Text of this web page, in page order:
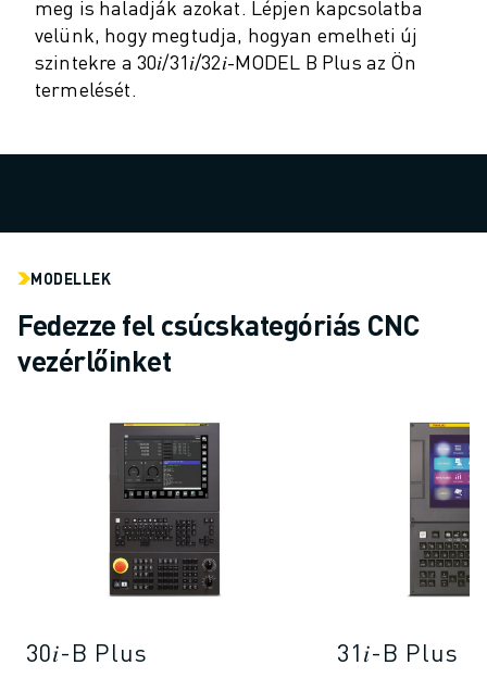
ÉLELMISZER- ÉS ITALGYÁRTÁS
ORVOSTECHNOLÓGIA
MŰANYAGOK
RAKTÁROZÁS, LOGISZTIKA, POSTA ÉS CSOMAGKÜLDÉS
MINDEN ALKALMAZÁS
CNC KÖSZÖRÜLÉS
CNC ESZTERGÁLÁS
NAGY SEBESSÉGŰ FÚRÁS ÉS MENETFÚRÁS
ANYAGMOZGATÁS
PONTHEGESZTÉS
VIZUÁLIS ELLENŐRZÉS
HUZALOS EDM VÁGÁS
ÜGYFÉLSZOLGÁLAT
meg is haladják azokat. Lépjen kapcsolatba
velünk, hogy megtudja, hogyan emelheti új
szintekre a 30𝑖/31𝑖/32𝑖-MODEL B Plus az Ön
termelését.
MODELLEK
Fedezze fel csúcskategóriás CNC
vezérlőinket
30𝑖-B Plus 31𝑖-B Plus